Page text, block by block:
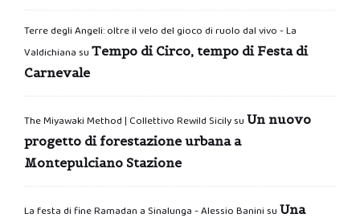
Terre degli Angeli: oltre il velo del gioco di ruolo dal vivo - La
Valdichiana su Tempo di Circo, tempo di Festa di
Carnevale
The Miyawaki Method | Collettivo Rewild Sicilysu Un nuovo
progetto di forestazione urbana a
Montepulciano Stazione
La festa di fine Ramadan a Sinalunga - Alessio Banini su Una